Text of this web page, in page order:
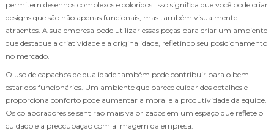
permitem desenhos complexos e coloridos. Isso significa que você pode criar
designs que são não apenas funcionais, mas também visualmente
atraentes. A sua empresa pode utilizar essas peças para criar um ambiente
que destaque a criatividade e a originalidade, refletindo seu posicionamento
no mercado.
O uso de capachos de qualidade também pode contribuir para o bem-
estar dos funcionários. Um ambiente que parece cuidar dos detalhes e
proporciona conforto pode aumentar a moral e a produtividade da equipe.
Os colaboradores se sentirão mais valorizados em um espaço que reflete o
cuidado e a preocupação com a imagem da empresa.